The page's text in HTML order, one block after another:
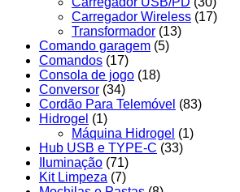
Carregador Wireless (17)
Transformador (13)
Comando garagem (5)
Comandos (17)
Consola de jogo (18)
Conversor (34)
Cordão Para Telemóvel (83)
Hidrogel (1)
Máquina Hidrogel (1)
Hub USB e TYPE-C (33)
Iluminação (71)
Kit Limpeza (7)